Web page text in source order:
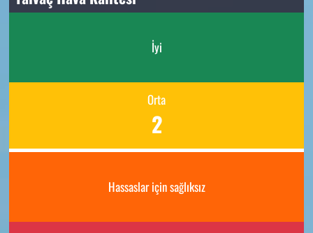
İyi
Orta
2
Hassaslar için sağlıksız